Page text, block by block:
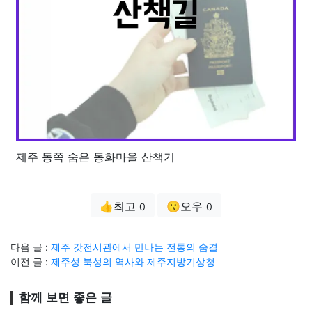
제주 동쪽 숨은 동화마을 산책기
👍최고 0 😗오우 0
다음 글 : 제주 갓전시관에서 만나는 전통의 숨결
이전 글 : 제주성 북성의 역사와 제주지방기상청
함께 보면 좋은 글